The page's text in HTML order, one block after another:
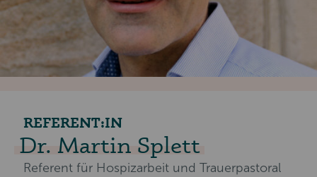
REFERENT:IN
Dr. Martin Splett
Referent für Hospizarbeit und Trauerpastoral